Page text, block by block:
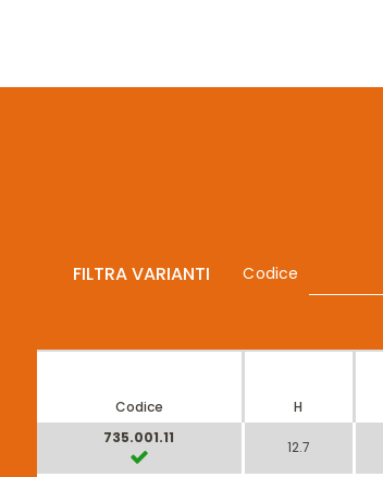
FILTRA VARIANTI Codice
Codice H
735.001.11
12.7